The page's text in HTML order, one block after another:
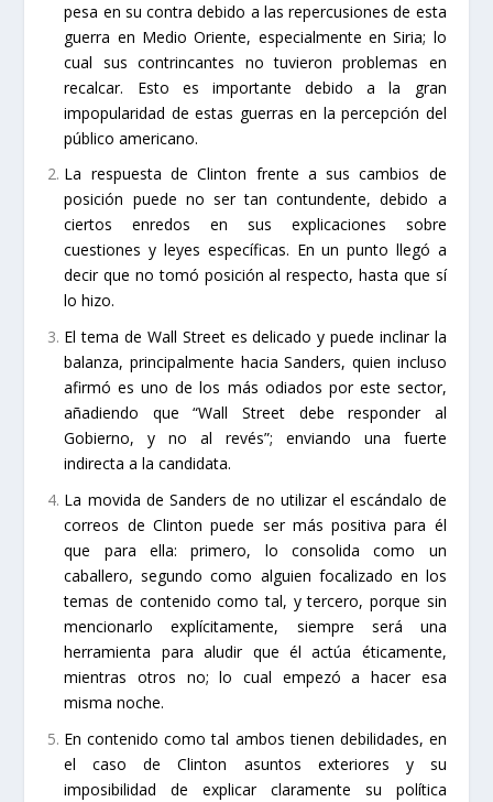
pesa en su contra debido a las repercusiones de esta
guerra en Medio Oriente, especialmente en Siria; lo
cual sus contrincantes no tuvieron problemas en
recalcar. Esto es importante debido a la gran
impopularidad de estas guerras en la percepción del
público americano.
La respuesta de Clinton frente a sus cambios de
posición puede no ser tan contundente, debido a
ciertos enredos en sus explicaciones sobre
cuestiones y leyes específicas. En un punto llegó a
decir que no tomó posición al respecto, hasta que sí
lo hizo.
El tema de Wall Street es delicado y puede inclinar la
balanza, principalmente hacia Sanders, quien incluso
afirmó es uno de los más odiados por este sector,
añadiendo que “Wall Street debe responder al
Gobierno, y no al revés”; enviando una fuerte
indirecta a la candidata.
La movida de Sanders de no utilizar el escándalo de
correos de Clinton puede ser más positiva para él
que para ella: primero, lo consolida como un
caballero, segundo como alguien focalizado en los
temas de contenido como tal, y tercero, porque sin
mencionarlo explícitamente, siempre será una
herramienta para aludir que él actúa éticamente,
mientras otros no; lo cual empezó a hacer esa
misma noche.
En contenido como tal ambos tienen debilidades, en
el caso de Clinton asuntos exteriores y su
imposibilidad de explicar claramente su política